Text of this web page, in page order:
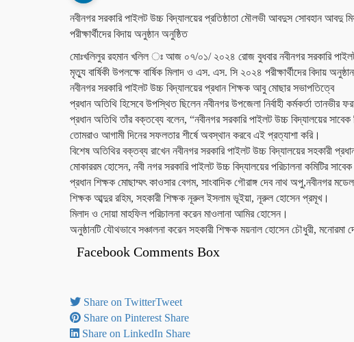
নবীনগর সরকারি পাইলট উচ্চ বিদ্যালয়ের প্রতিষ্ঠাতা মৌলভী আবদুস সোবহান আবদু
পরীক্ষার্থীদের বিদায় অনুষ্ঠান অনুষ্ঠিত
মোঃখলিলুর রহমান খলিল ঃ আজ ০৭/০১/ ২০২৪ রোজ বুধবার নবীনগর সরকারি
মৃত্যু বার্ষিকী উপলক্ষে বার্ষিক মিলাদ ও এস. এস. সি ২০২৪ পরীক্ষার্থীদের বিদায়
নবীনগর সরকারি পাইলট উচ্চ বিদ্যালয়ের প্রধান শিক্ষক আবু মোছার সভাপতিত্বে
প্রধান অতিথি হিসেবে উপস্থিত ছিলেন নবীনগর উপজেলা নির্বাহী কর্মকর্তা তানভীর
প্রধান অতিথি তাঁর বক্তব্যে বলেন, “নবীনগর সরকারি পাইলট উচ্চ বিদ্যালয়ের সাবেক
তোমরাও আগামী দিনের সফলতার শীর্ষে অবস্থান করবে এই প্রত্যাশা করি।
বিশেষ অতিথির বক্তব্য রাখেন নবীনগর সরকারি পাইলট উচ্চ বিদ্যালয়ের সহকারী
মোকাররম হোসেন, নবী নগর সরকারি পাইলট উচ্চ বিদ্যালয়ের পরিচালনা কমিটির
প্রধান শিক্ষক মোছাম্মৎ কাওসার বেগম, সাংবাদিক গৌরাঙ্গ দেব নাথ অপু,নবীনগর
শিক্ষক আব্দুর রহিম, সহকারী শিক্ষক নূরুল ইসলাম ভূইয়া, নূরুল হোসেন প্রমূখ।
মিলাদ ও দোয়া মাহফিল পরিচালনা করেন মাওলানা আমির হোসেন।
অনুষ্ঠানটি যৌথভাবে সঞ্চালনা করেন সহকারী শিক্ষক ময়নাল হোসেন চৌধুরী, মনোরমা
Facebook Comments Box
Share on TwitterTweet
Share on Pinterest Share
Share on LinkedIn Share